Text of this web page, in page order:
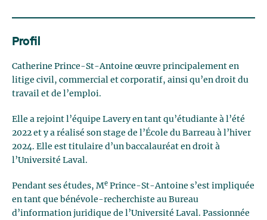
Profil
Catherine Prince-St-Antoine œuvre principalement en
litige civil, commercial et corporatif, ainsi qu’en droit du
travail et de l’emploi.
Elle a rejoint l’équipe Lavery en tant qu’étudiante à l’été
2022 et y a réalisé son stage de l’École du Barreau à l’hiver
2024. Elle est titulaire d’un baccalauréat en droit à
l’Université Laval.
Pendant ses études, Me Prince-St-Antoine s’est impliquée
en tant que bénévole-recherchiste au Bureau
d’information juridique de l’Université Laval. Passionnée